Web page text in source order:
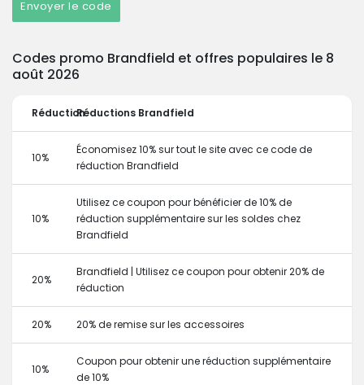
Envoyer le code
Codes promo Brandfield et offres populaires le 8
août 2026
RéductionRéductions Brandfield
10%
Économisez 10% sur tout le site avec ce code de
réduction Brandfield
10%
Utilisez ce coupon pour bénéficier de 10% de
réduction supplémentaire sur les soldes chez
Brandfield
20%
Brandfield | Utilisez ce coupon pour obtenir 20% de
réduction
20% 20% de remise sur les accessoires
10%
Coupon pour obtenir une réduction supplémentaire
de 10%